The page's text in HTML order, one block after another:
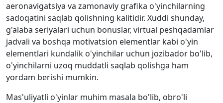
aeronavigatsiya va zamonaviy grafika o'yinchilarning
sadoqatini saqlab qolishning kalitidir. Xuddi shunday,
g'alaba seriyalari uchun bonuslar, virtual peshqadamlar
jadvali va boshqa motivatsion elementlar kabi o'yin
elementlari kundalik o'yinchilar uchun jozibador bo'lib,
o'yinchilarni uzoq muddatli saqlab qolishga ham
yordam berishi mumkin.
Mas'uliyatli o'yinlar muhim masala bo'lib, obro'li